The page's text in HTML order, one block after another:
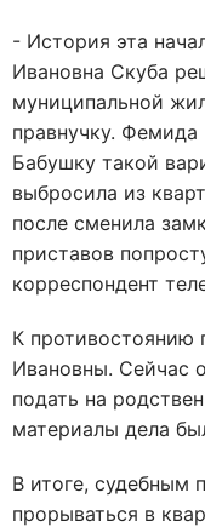
- История эта
Ивановна Скуба
муниципальной
правнучку. Фемида
Бабушку такой
выбросила из
после сменила
приставов
корреспондент
К противостоянию
Ивановны. Сейчас
подать на
материалы дела
В итоге, судебным
прорываться в